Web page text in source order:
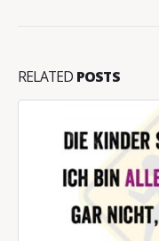
RELATED POSTS